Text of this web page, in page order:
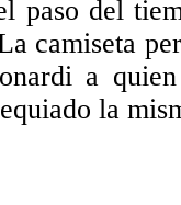
paso del
camiseta
a
la